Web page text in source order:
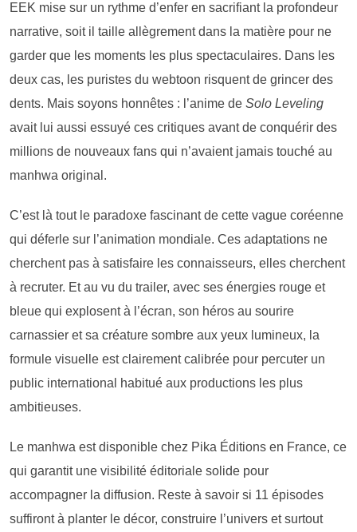
EEK mise sur un rythme d’enfer en sacrifiant la profondeur
narrative, soit il taille allègrement dans la matière pour ne
garder que les moments les plus spectaculaires. Dans les
deux cas, les puristes du webtoon risquent de grincer des
dents. Mais soyons honnêtes : l’anime de Solo Leveling
avait lui aussi essuyé ces critiques avant de conquérir des
millions de nouveaux fans qui n’avaient jamais touché au
manhwa original.
C’est là tout le paradoxe fascinant de cette vague coréenne
qui déferle sur l’animation mondiale. Ces adaptations ne
cherchent pas à satisfaire les connaisseurs, elles cherchent
à recruter. Et au vu du trailer, avec ses énergies rouge et
bleue qui explosent à l’écran, son héros au sourire
carnassier et sa créature sombre aux yeux lumineux, la
formule visuelle est clairement calibrée pour percuter un
public international habitué aux productions les plus
ambitieuses.
Le manhwa est disponible chez Pika Éditions en France, ce
qui garantit une visibilité éditoriale solide pour
accompagner la diffusion. Reste à savoir si 11 épisodes
suffiront à planter le décor, construire l’univers et surtout